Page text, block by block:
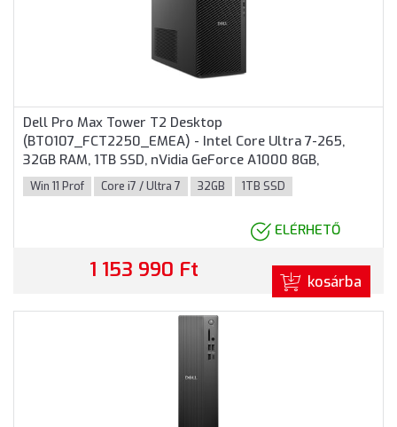
Dell Pro Max Tower T2 Desktop
(BTO107_FCT2250_EMEA) - Intel Core Ultra 7-265,
32GB RAM, 1TB SSD, nVidia GeForce A1000 8GB,
Windows 11 Professional - Torony Házas számítógép 3
év garanciával
Win 11 Prof Core i7 / Ultra 7 32GB 1TB SSD
ELÉRHETŐ
1 153 990 Ft kosárba